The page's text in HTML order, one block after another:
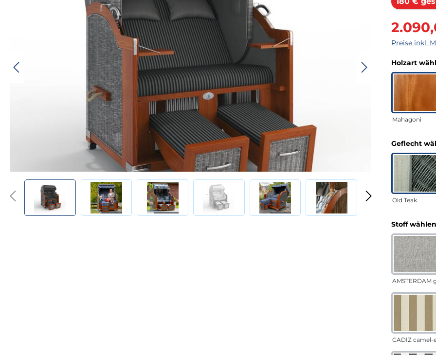
Preise inkl.
Holzart
Mahagoni
Geflecht
Old Teak
Stoff wählen
AMSTERDAM
CADÍZ camel-